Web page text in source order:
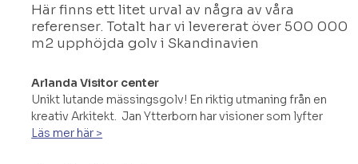
Här finns ett litet urval av några av våra
referenser. Totalt har vi levererat över 500 000
m2 upphöjda golv i Skandinavien
Arlanda Visitor center
Unikt lutande mässingsgolv! En riktig utmaning från en
kreativ Arkitekt. Jan Ytterborn har visioner som lyfter
Läs mer här >